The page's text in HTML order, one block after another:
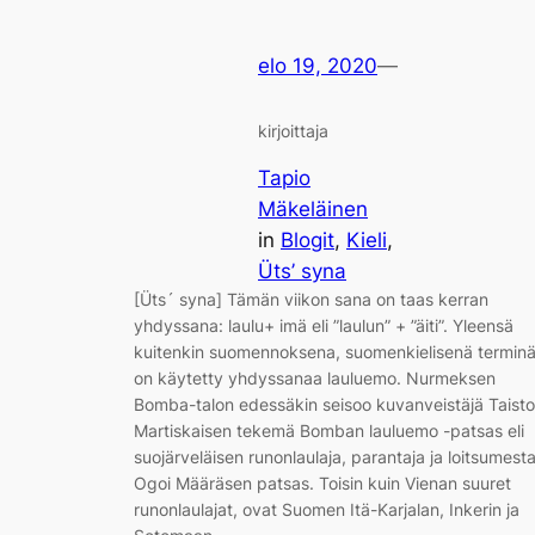
elo 19, 2020—
kirjoittaja
Tapio
Mäkeläinen
in Blogit, Kieli
Üts’ syna
[Üts´ syna] Tämän viikon sana on taas kerran
yhdyssana: laulu+ imä eli ”laulun” + ”äiti”. Yleensä
kuitenkin suomennoksena, suomenkielisenä terminä
on käytetty yhdyssanaa lauluemo. Nurmeksen
Bomba-talon edessäkin seisoo kuvanveistäjä Taisto
Martiskaisen tekemä Bomban lauluemo -patsas eli
suojärveläisen runonlaulaja, parantaja ja
Ogoi Määräsen patsas. Toisin kuin Vienan suuret
runonlaulajat, ovat Suomen Itä-Karjalan, Inkerin ja